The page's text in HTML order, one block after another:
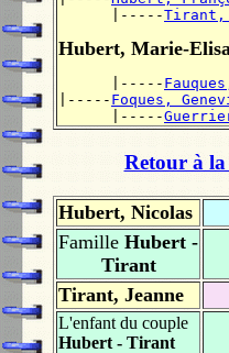
      |-----
Tirant,
Hubert, Marie-
      |-----
|----- Foques,
      |-----
Retour à
Hubert, Nicolas
Famille Hubert -
Tirant
Tirant, Jeanne
L'enfant du couple
Hubert - Tirant